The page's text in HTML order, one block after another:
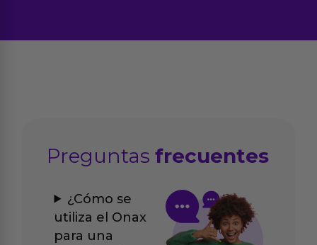
Preguntasfrecuentes
¿Cómo se
utiliza el Onax
para una